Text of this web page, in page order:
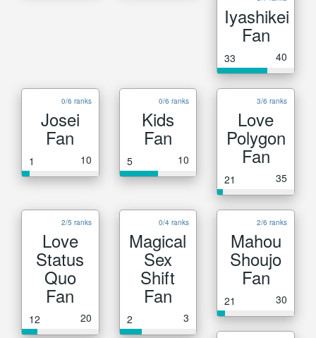
Iyashikei
Fan
33 40
0/6 ranks
Josei
Fan
1 10
0/6 ranks
Kids
Fan
5 10
3/6 ranks
Love
Polygon
Fan
21 35
2/5 ranks
Love
Status
Quo
Fan
12 20
0/4 ranks
Magical
Sex
Shift
Fan
2 3
2/6 ranks
Mahou
Shoujo
Fan
21 30